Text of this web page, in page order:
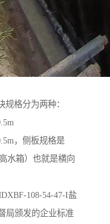
格分为两种：
，侧板规格是
水箱）也就是横向
108-54-47-I盐
局颁发的企业标准